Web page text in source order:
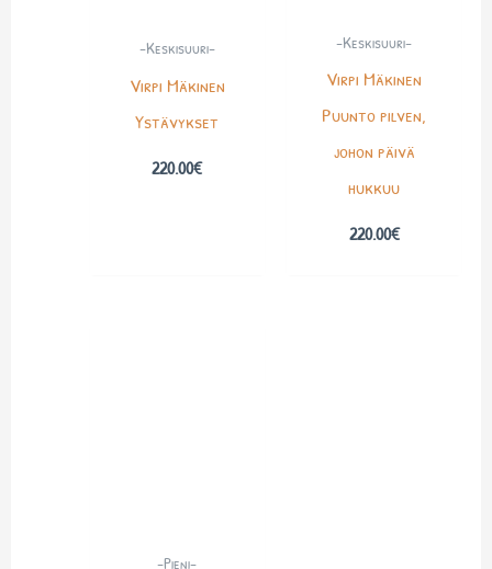
-Keskisuuri-
Virpi Mäkinen
Ystävykset
220.00€
-Keskisuuri-
Virpi Mäkinen
Puunto pilven,
johon päivä
hukkuu
220.00€
-Pieni-